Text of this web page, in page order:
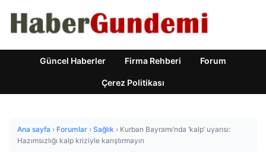
Güncel Haberler Firma Rehberi Forum
Çerez Politikası
Ana sayfa › Forumlar › Sağlık › Kurban Bayramı’nda ‘kalp’ uyarısı:
Hazımsızlığı kalp kriziyle karıştırmayın